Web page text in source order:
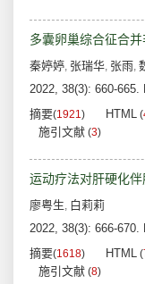
多囊卵巢综合征合
秦婷婷, 张瑞华, 张雨,
2022, 38(3): 660-665.
摘要(1921) HTML (
施引文献 (3)
运动疗法对肝硬化
廖粤生, 白莉莉
2022, 38(3): 666-670.
摘要(1618) HTML (
施引文献 (8)